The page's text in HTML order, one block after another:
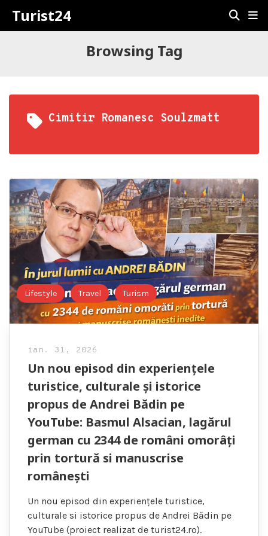
Turist24
Browsing Tag
Cimitir Romanesc Soulzmatt
Lifestyle Travel Turism
ian. 31, 2026
Un nou episod din experiențele
turistice, culturale și istorice
propus de Andrei Bădin pe
YouTube: Basmul Alsacian, lagărul
german cu 2344 de români omorâți
prin tortură si manuscrise
românești
Un nou episod din experiențele turistice,
culturale si istorice propus de Andrei Bădin pe
YouTube (proiect realizat de turist24.ro).